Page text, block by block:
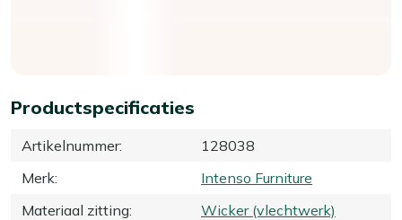
Productspecificaties
Artikelnummer:
128038
Merk:
Intenso Furniture
Materiaal zitting:
Wicker (vlechtwerk)